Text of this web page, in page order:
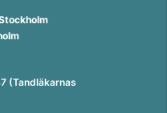
(Tandläkarnas